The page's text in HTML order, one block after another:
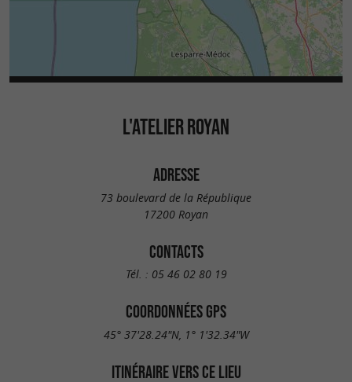
L'ATELIER ROYAN
ADRESSE
73 boulevard de la République
17200 Royan
CONTACTS
Tél. : 05 46 02 80 19
COORDONNÉES GPS
45° 37'28.24"N, 1° 1'32.34"W
ITINÉRAIRE VERS CE LIEU